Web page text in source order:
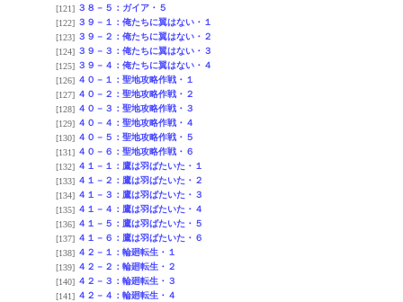
[121] ３８－５：ガイア・５
[122] ３９－１：俺たちに翼はない・１
[123] ３９－２：俺たちに翼はない・２
[124] ３９－３：俺たちに翼はない・３
[125] ３９－４：俺たちに翼はない・４
[126] ４０－１：聖地攻略作戦・１
[127] ４０－２：聖地攻略作戦・２
[128] ４０－３：聖地攻略作戦・３
[129] ４０－４：聖地攻略作戦・４
[130] ４０－５：聖地攻略作戦・５
[131] ４０－６：聖地攻略作戦・６
[132] ４１－１：鷹は羽ばたいた・１
[133] ４１－２：鷹は羽ばたいた・２
[134] ４１－３：鷹は羽ばたいた・３
[135] ４１－４：鷹は羽ばたいた・４
[136] ４１－５：鷹は羽ばたいた・５
[137] ４１－６：鷹は羽ばたいた・６
[138] ４２－１：輪廻転生・１
[139] ４２－２：輪廻転生・２
[140] ４２－３：輪廻転生・３
[141] ４２－４：輪廻転生・４